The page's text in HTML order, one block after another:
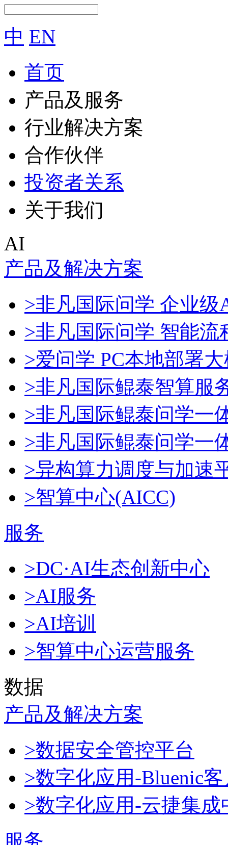
中 EN
首页
产品及服务
行业解决方案
合作伙伴
投资者关系
关于我们
AI
产品及解决方案
>非凡国际问学 企业级
>非凡国际问学 智能流
>爱问学 PC本地部署
>非凡国际鲲泰智算服
>非凡国际鲲泰问学一
>非凡国际鲲泰问学一
>异构算力调度与加速
>智算中心(AICC)
服务
>DC·AI生态创新中心
>AI服务
>AI培训
>智算中心运营服务
数据
产品及解决方案
>数据安全管控平台
>数字化应用-Bluenic
>数字化应用-云捷集成